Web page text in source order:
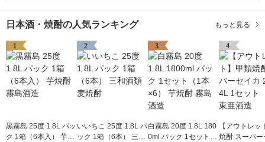
日本酒・焼酎の人気ランキング もっと見る
1
黒霧島 25度 1.8L パッ
ク 1箱（6本入） 芋焼
2
いいちこ 25度 1.8L パ
ック 1箱（6本） 三和
3
白霧島 20度 1.8L 180
0ml パック 1セット
4
【アウトレッ
焼酎 スーパー